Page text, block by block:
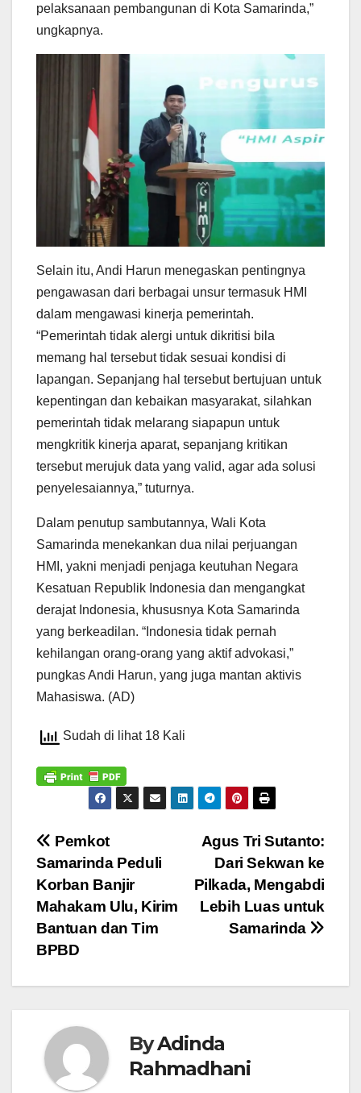
pelaksanaan pembangunan di Kota Samarinda,”
ungkapnya.
Selain itu, Andi Harun menegaskan pentingnya
pengawasan dari berbagai unsur termasuk HMI
dalam mengawasi kinerja pemerintah.
“Pemerintah tidak alergi untuk dikritisi bila
memang hal tersebut tidak sesuai kondisi di
lapangan. Sepanjang hal tersebut bertujuan untuk
kepentingan dan kebaikan masyarakat, silahkan
pemerintah tidak melarang siapapun untuk
mengkritik kinerja aparat, sepanjang kritikan
tersebut merujuk data yang valid, agar ada solusi
penyelesaiannya,” tuturnya.
Dalam penutup sambutannya, Wali Kota
Samarinda menekankan dua nilai perjuangan
HMI, yakni menjadi penjaga keutuhan Negara
Kesatuan Republik Indonesia dan mengangkat
derajat Indonesia, khususnya Kota Samarinda
yang berkeadilan. “Indonesia tidak pernah
kehilangan orang-orang yang aktif advokasi,”
pungkas Andi Harun, yang juga mantan aktivis
Mahasiswa. (AD)
Sudah di lihat 18 Kali
Navigasi
pos
Agus Tri Sutanto:
Dari Sekwan ke
Pilkada, Mengabdi
Lebih Luas untuk
Samarinda
Pemkot
Samarinda Peduli
Korban Banjir
Mahakam Ulu, Kirim
Bantuan dan Tim
BPBD
ByAdinda
Rahmadhani